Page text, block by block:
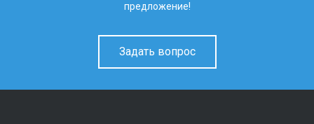
предложение!
Задать вопрос